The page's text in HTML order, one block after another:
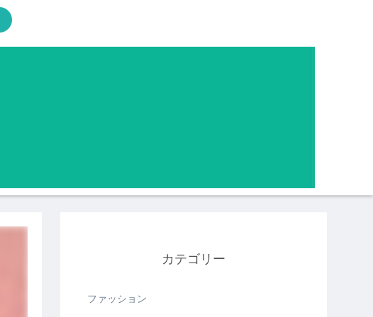
カテゴリー
ファッション